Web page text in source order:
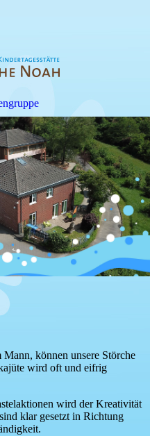
können unsere Störche
wird oft und eifrig
wird der Kreativität
klar gesetzt in Richtung